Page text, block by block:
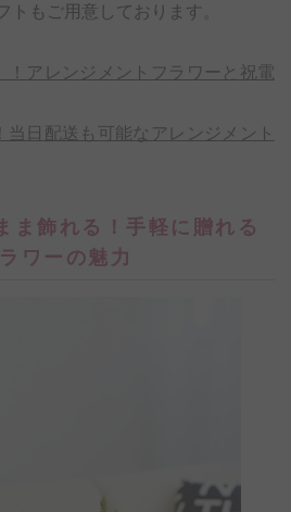
トもご用意しております。
！アレンジメントフラワーと祝電
当日配送も可能なアレンジメント
ま飾れる！手軽に贈れる
ワーの魅力